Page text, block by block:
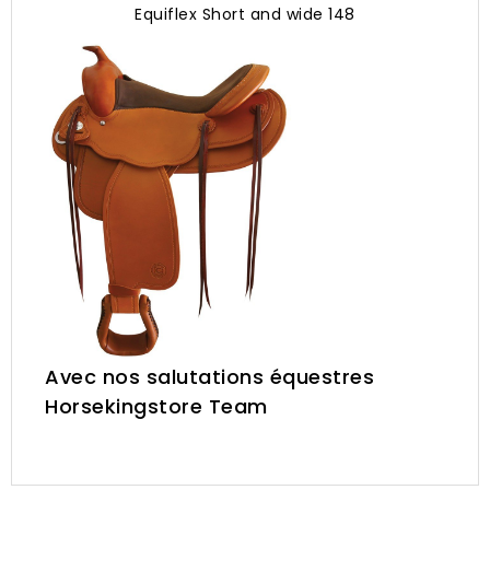
Equiflex Short and wide 148
Avec nos salutations équestres
Horsekingstore Team